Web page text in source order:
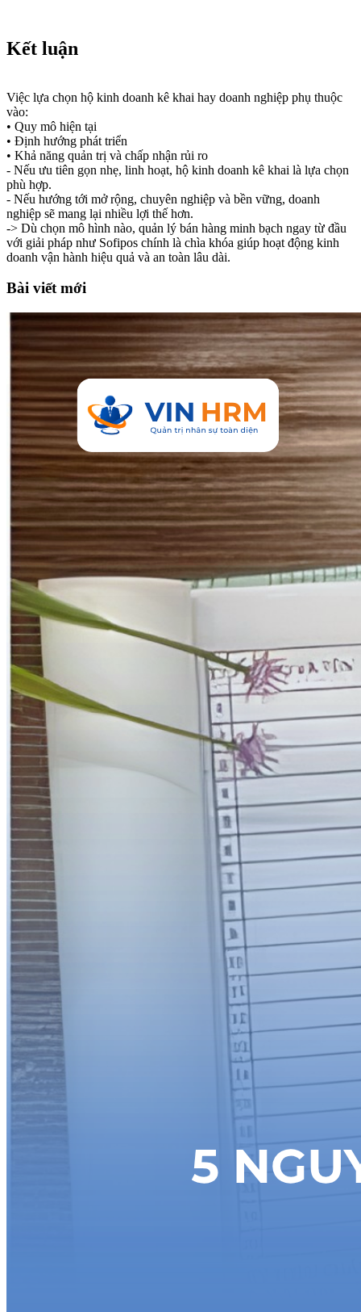
Kết luận
Việc lựa chọn hộ kinh doanh kê khai hay doanh nghiệp phụ thuộc
vào:
• Quy mô hiện tại
• Định hướng phát triển
• Khả năng quản trị và chấp nhận rủi ro
- Nếu ưu tiên gọn nhẹ, linh hoạt, hộ kinh doanh kê khai là lựa chọn
phù hợp.
- Nếu hướng tới mở rộng, chuyên nghiệp và bền vững, doanh
nghiệp sẽ mang lại nhiều lợi thế hơn.
-> Dù chọn mô hình nào, quản lý bán hàng minh bạch ngay từ đầu
với giải pháp như Sofipos chính là chìa khóa giúp hoạt động kinh
doanh vận hành hiệu quả và an toàn lâu dài.
Bài viết mới